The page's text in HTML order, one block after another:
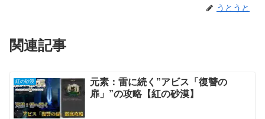
うとうと
関連記事
紅の砂漠
元素：雷に続く”アビス「復讐の
扉」”の攻略【紅の砂漠】